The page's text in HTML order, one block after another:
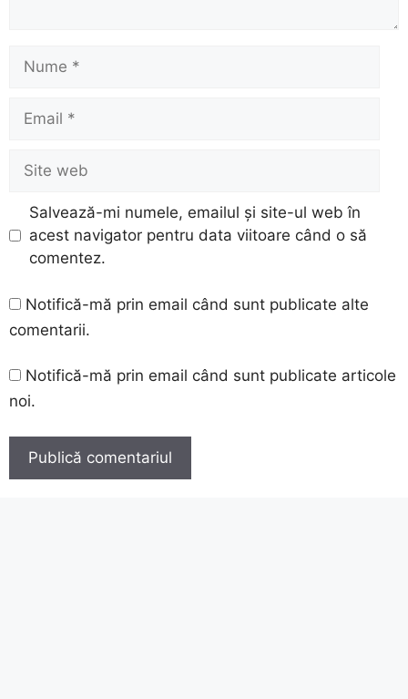
Nume
Email
Site
web
Salvează-mi numele, emailul și site-ul web în
acest navigator pentru data viitoare când o să
comentez.
Notifică-mă prin email când sunt publicate alte
comentarii.
Notifică-mă prin email când sunt publicate articole
noi.